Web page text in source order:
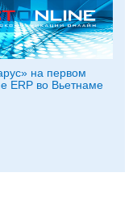
на первом
ERP во Вьетнаме